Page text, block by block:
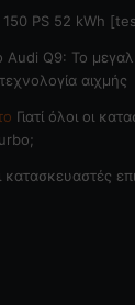
PS 52 kWh
Audi Q9: Το
αιχμής
Γιατί όλοι οι
κατασκευαστές